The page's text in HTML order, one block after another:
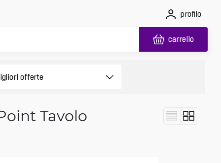
profilo
carrello
Tavolo